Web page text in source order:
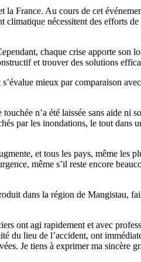
France. Au cours de cet
nécessitent des efforts
chaque crise apporte son
et trouver des solutions
mieux par comparaison
n’a été laissée sans aide ni
par les inondations, le tout
et tous les pays, même les
même s’il reste encore
dans la région de Mangistau,
ont agi rapidement et avec
lieu de l’accident, ont
Je tiens à exprimer ma sincère